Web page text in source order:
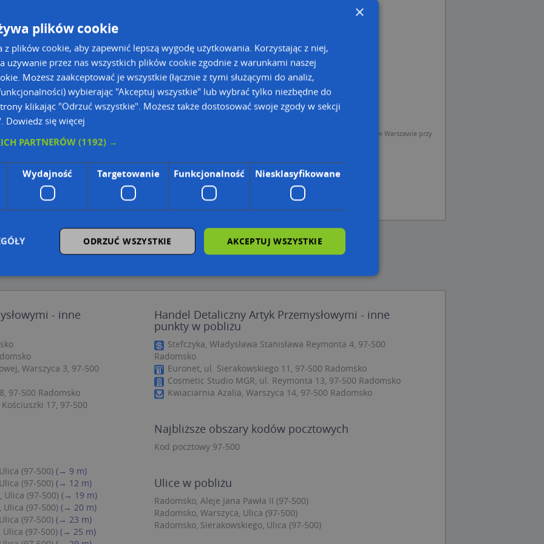
Danych Osobowych Administratorem (RODO), administratorem danych jest AutoMapa sp. z o.o. (Operator) z siedzibą w Warszawie przy
firm i na mapach (art. 6 ust. 1 lit. f RODO)
operatora (art. 6 ust. 1 lit. f RODO)
z firmowych stron www oraz od podmiotów zewnętrznych.
odo_przetwarzanie/
- inne
Warszyca 3, 97-500
97-500 Radomsko
17, 97-500
(97-500) (→ 9 m)
(97-500) (→ 12 m)
Ulica (97-500) (→ 19 m)
Ulica (97-500) (→ 20 m)
(97-500) (→ 23 m)
Ulica (97-500) (→ 25 m)
Handel Detaliczny Artyk Przemysłowymi - inne
punkty w pobliżu
Stefczyka, Władysława Stanisława Reymonta 4, 97-500
Radomsko
Euronet, ul. Sierakowskiego 11, 97-500 Radomsko
Cosmetic Studio MGR, ul. Reymonta 13, 97-500 Radomsko
Kwiaciarnia Azalia, Warszyca 14, 97-500 Radomsko
Najbliższe obszary kodów pocztowych
Kod pocztowy 97-500
Ulice w pobliżu
Radomsko, Aleje Jana Pawła II (97-500)
Radomsko, Warszyca, Ulica (97-500)
Radomsko, Sierakowskiego, Ulica (97-500)
×
plików cookie
z plików cookie, aby zapewnić lepszą wygodę użytkowania. Korzystając z niej,
używanie przez nas wszystkich plików cookie zgodnie z warunkami naszej
Możesz zaakceptować je wszystkie (łącznie z tymi służącymi do analiz,
wybierając "Akceptuj wszystkie" lub wybrać tylko niezbędne do
klikając "Odrzuć wszystkie". Możesz także dostosować swoje zgody w sekcji
Dowiedz się więcej
PARTNERÓW(1192) →
Wydajność Targetowanie Funkcjonalność Niesklasyfikowane
AKCEPTUJ WSZYSTKIE
ODRZUĆ WSZYSTKIE
umożliwiają korzystanie z podstawowych funkcji strony internetowej, takich jak logowanie użytkownika i
niezbędnych plików cookie nie można prawidłowo korzystać ze strony internetowej.
Provider
Domena
CookieScript
.targeo.pl
1 rok 1 miesiąc
Ten plik cookie jest używany przez usługę Cookie-Script.com
Provider/
Domena
Okres
przechowywania
.targeo.pl 1 rok 1 miesiąc
Ten plik cookie jest używany przez Google Analytics do
/
Okres
przechowywania
1 rok 3 tygodnie
Provider
.crossdomain.cookie-script.com 1 rok 1 miesiąc